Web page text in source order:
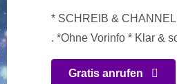
* SCHREIB &
. *Ohne Vorinfo * Klar &
Gratis anrufen